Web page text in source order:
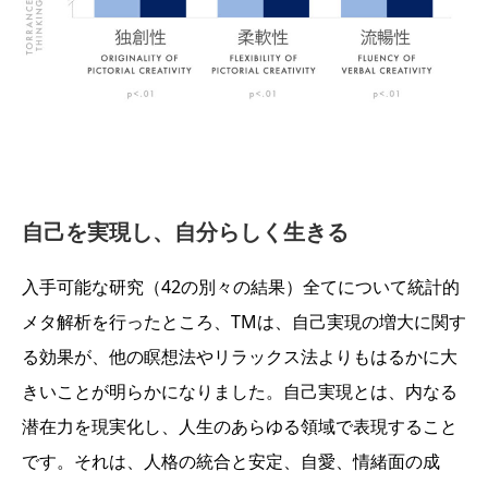
自己を実現し、自分らしく生きる
入手可能な研究（42の別々の結果）全てについて統計的
メタ解析を行ったところ、TMは、自己実現の増大に関す
る効果が、他の瞑想法やリラックス法よりもはるかに大
きいことが明らかになりました。自己実現とは、内なる
潜在力を現実化し、人生のあらゆる領域で表現すること
です。それは、人格の統合と安定、自愛、情緒面の成